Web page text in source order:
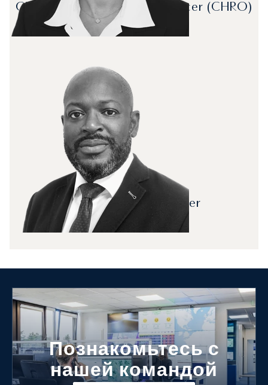
Chief Human Resources Officer (CHRO)
Pilar Tamayo
Chief Financial Officer
Ismael Landou
Познакомьтесь с
нашей командой